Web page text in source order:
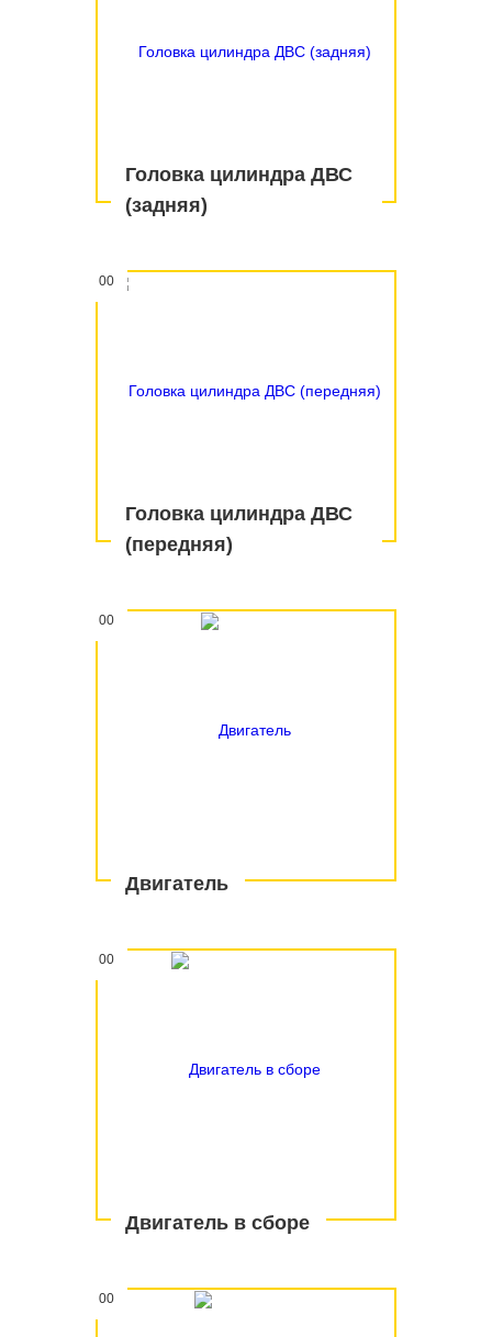
Головка цилиндра ДВС
(задняя)
00
Головка цилиндра ДВС
(передняя)
00
Двигатель
00
Двигатель в сборе
00